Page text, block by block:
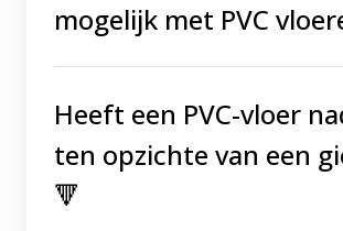
mogelijk met PVC
Heeft een PVC-vloer
ten opzichte van een
🔻